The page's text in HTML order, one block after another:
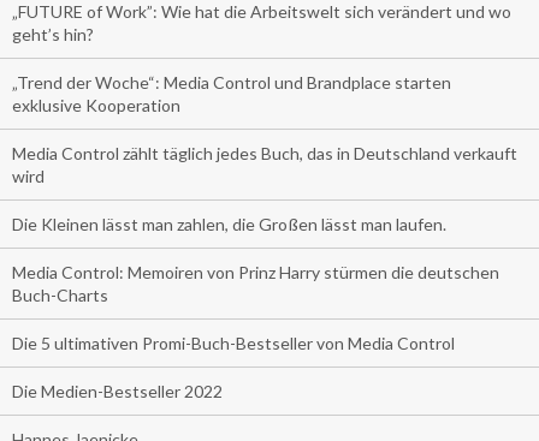
„FUTURE of Work”: Wie hat die Arbeitswelt sich verändert und wo
geht’s hin?
„Trend der Woche“: Media Control und Brandplace starten
exklusive Kooperation
Media Control zählt täglich jedes Buch, das in Deutschland verkauft
wird
Die Kleinen lässt man zahlen, die Großen lässt man laufen.
Media Control: Memoiren von Prinz Harry stürmen die deutschen
Buch-Charts
Die 5 ultimativen Promi-Buch-Bestseller von Media Control
Die Medien-Bestseller 2022